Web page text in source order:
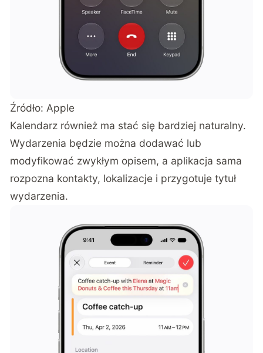
Źródło: Apple
Kalendarz również ma stać się bardziej naturalny.
Wydarzenia będzie można dodawać lub
modyfikować zwykłym opisem, a aplikacja sama
rozpozna kontakty, lokalizacje i przygotuje tytuł
wydarzenia.